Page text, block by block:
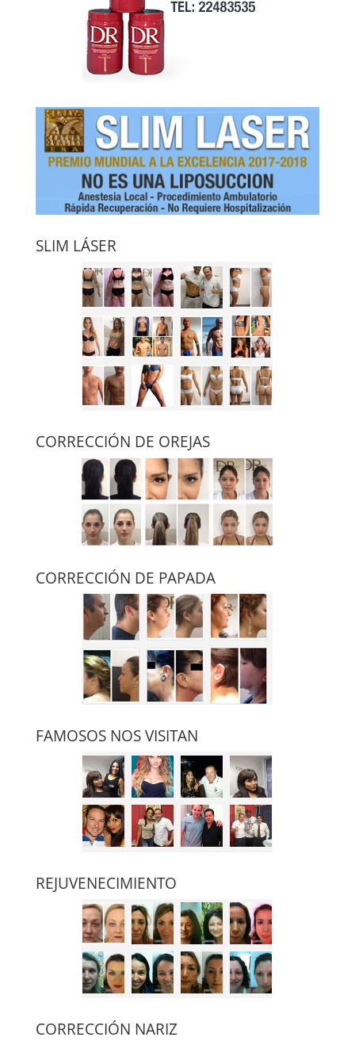
SLIM LÁSER
CORRECCIÓN DE OREJAS
CORRECCIÓN DE PAPADA
FAMOSOS NOS VISITAN
REJUVENECIMIENTO
CORRECCIÓN NARIZ